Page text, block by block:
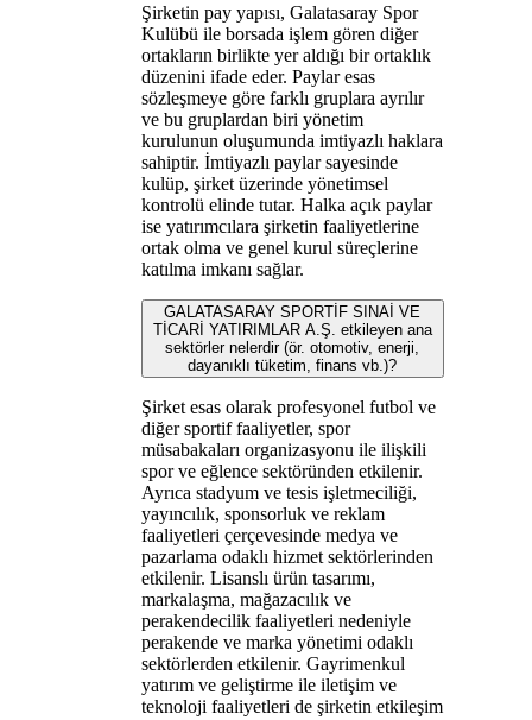
Şirketin pay yapısı, Galatasaray Spor
Kulübü ile borsada işlem gören diğer
ortakların birlikte yer aldığı bir ortaklık
düzenini ifade eder. Paylar esas
sözleşmeye göre farklı gruplara ayrılır
ve bu gruplardan biri yönetim
kurulunun oluşumunda imtiyazlı haklara
sahiptir. İmtiyazlı paylar sayesinde
kulüp, şirket üzerinde yönetimsel
kontrolü elinde tutar. Halka açık paylar
ise yatırımcılara şirketin faaliyetlerine
ortak olma ve genel kurul süreçlerine
katılma imkanı sağlar.
GALATASARAY SPORTİF SINAİ VE
TİCARİ YATIRIMLAR A.Ş. etkileyen ana
sektörler nelerdir (ör. otomotiv, enerji,
dayanıklı tüketim, finans vb.)?
Şirket esas olarak profesyonel futbol ve
diğer sportif faaliyetler, spor
müsabakaları organizasyonu ile ilişkili
spor ve eğlence sektöründen etkilenir.
Ayrıca stadyum ve tesis işletmeciliği,
yayıncılık, sponsorluk ve reklam
faaliyetleri çerçevesinde medya ve
pazarlama odaklı hizmet sektörlerinden
etkilenir. Lisanslı ürün tasarımı,
markalaşma, mağazacılık ve
perakendecilik faaliyetleri nedeniyle
perakende ve marka yönetimi odaklı
sektörlerden etkilenir. Gayrimenkul
yatırım ve geliştirme ile iletişim ve
teknoloji faaliyetleri de şirketin etkileşim